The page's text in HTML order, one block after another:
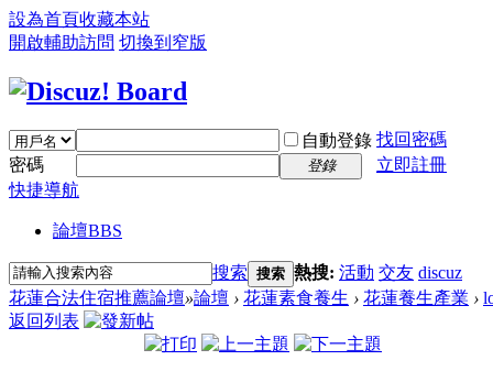
設為首頁收藏本站
開啟輔助訪問 切換到窄版
自動登錄 找回密碼
密碼
登錄
立即註冊
快捷導航
論壇BBS
搜索 搜索 熱搜: 活動 交友 discuz
花蓮合法住宿推薦論壇»論壇 › 花蓮素食養生 › 花蓮養生產業 ›
返回列表